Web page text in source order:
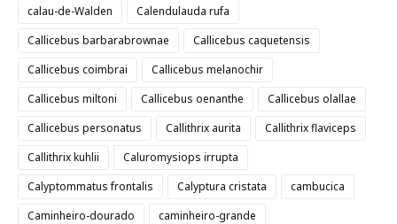
calau-de-Walden
Calendulauda rufa
Callicebus barbarabrownae
Callicebus caquetensis
Callicebus coimbrai
Callicebus melanochir
Callicebus miltoni
Callicebus oenanthe
Callicebus olallae
Callicebus personatus
Callithrix aurita
Callithrix flaviceps
Callithrix kuhlii
Caluromysiops irrupta
Calyptommatus frontalis
Calyptura cristata
cambucica
Caminheiro-dourado
caminheiro-grande